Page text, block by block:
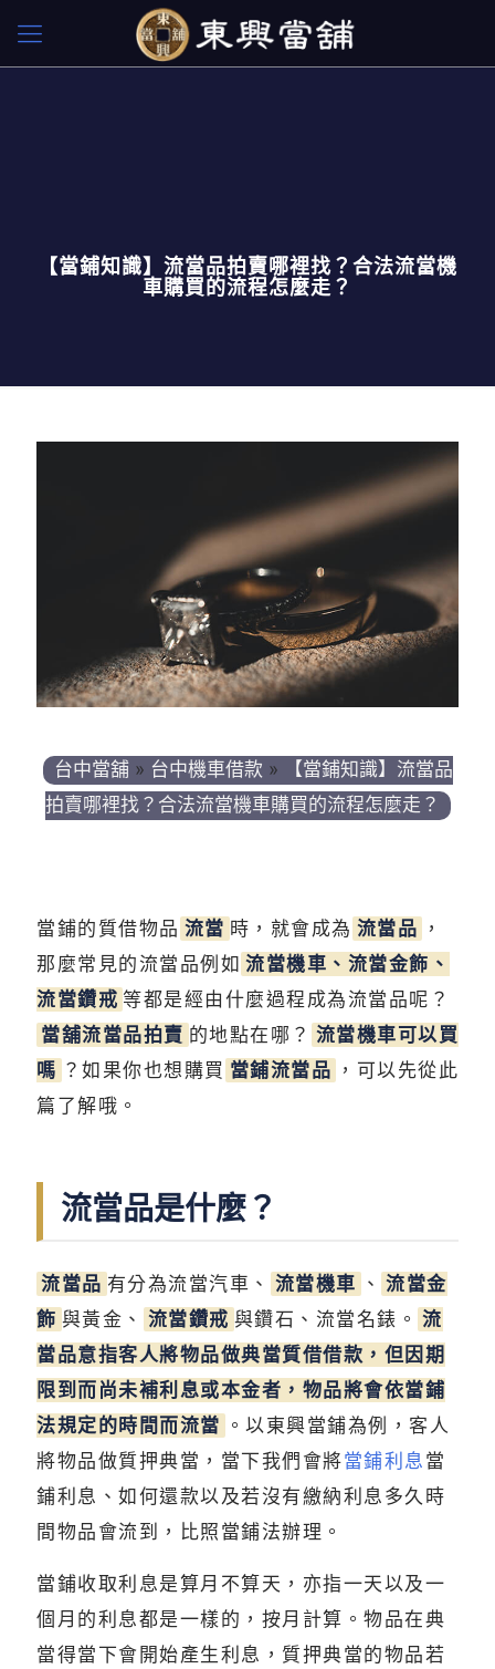
【當鋪知識】流當品拍賣哪裡找？合法流當機
車購買的流程怎麼走？
台中當舖 » 台中機車借款 »
【當鋪知識】流當品
拍賣哪裡找？合法流當機車購買的流程怎麼走？
當鋪的質借物品 流當 時，就會成為 流當品 ，
那麼常見的流當品例如 流當機車、流當金飾、
流當鑽戒 等都是經由什麼過程成為流當品呢？
當舖流當品拍賣 的地點在哪？ 流當機車可以買
嗎 ？如果你也想購買 當鋪流當品 ，可以先從此
篇了解哦。
流當品是什麼？
流當品 有分為流當汽車、 流當機車 、 流當金
飾 與黃金、 流當鑽戒 與鑽石、流當名錶。 流
當品意指客人將物品做典當質借借款，但因期
限到而尚未補利息或本金者，物品將會依當鋪
法規定的時間而流當 。以東興當鋪為例，客人
將物品做質押典當，當下我們會將當鋪利息 當
鋪利息、如何還款以及若沒有繳納利息多久時
間物品會流到，比照當鋪法辦理。
當鋪收取利息是算月不算天，亦指一天以及一
個月的利息都是一樣的，按月計算。物品在典
當得當下會開始產生利息，質押典當的物品若